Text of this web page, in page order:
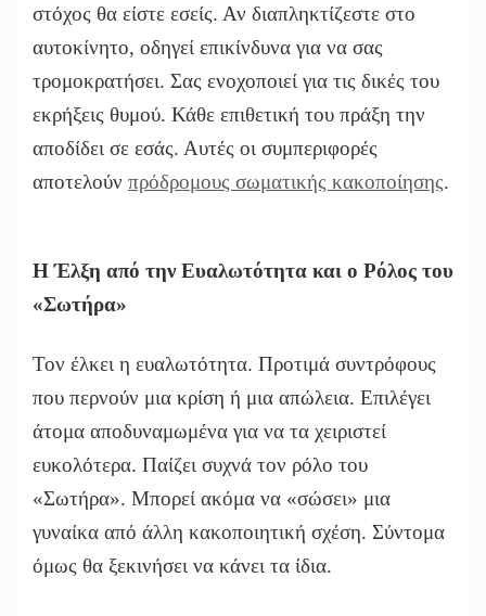
στόχος θα είστε εσείς. Αν διαπληκτίζεστε στο
αυτοκίνητο, οδηγεί επικίνδυνα για να σας
τρομοκρατήσει. Σας ενοχοποιεί για τις δικές του
εκρήξεις θυμού. Κάθε επιθετική του πράξη την
αποδίδει σε εσάς. Αυτές οι συμπεριφορές
αποτελούν πρόδρομους σωματικής κακοποίησης.
Η Έλξη από την Ευαλωτότητα και ο Ρόλος του
«Σωτήρα»
Τον έλκει η ευαλωτότητα. Προτιμά συντρόφους
που περνούν μια κρίση ή μια απώλεια. Επιλέγει
άτομα αποδυναμωμένα για να τα χειριστεί
ευκολότερα. Παίζει συχνά τον ρόλο του
«Σωτήρα». Μπορεί ακόμα να «σώσει» μια
γυναίκα από άλλη κακοποιητική σχέση. Σύντομα
όμως θα ξεκινήσει να κάνει τα ίδια.